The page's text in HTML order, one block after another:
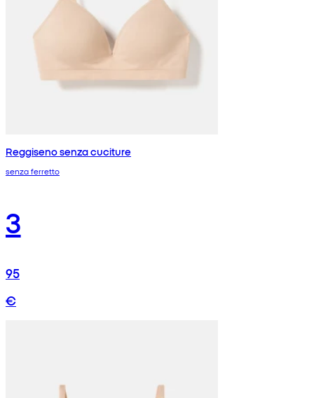
Reggiseno senza cuciture
senza ferretto
3
95
€